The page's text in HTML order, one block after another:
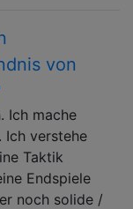
von
Ich mache
verstehe
Taktik
Endspiele
noch solide /